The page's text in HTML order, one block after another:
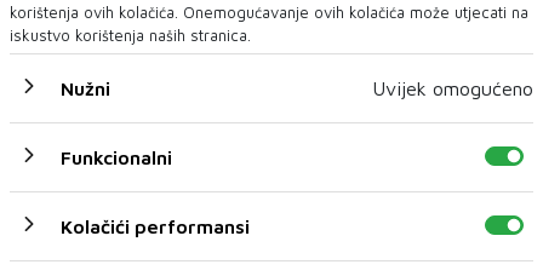
korištenja ovih kolačića. Onemogućavanje ovih kolačića može utjecati na
iskustvo korištenja naših stranica.
Nužni Uvijek omogućeno
Funkcionalni
Kolačići performansi
odnosu na druge?
11 min
Wall Street: Nvidia među
pogazio legitimno predstavljanje,